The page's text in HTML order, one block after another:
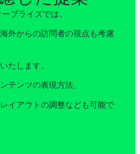
プライズでは、
外からの訪問者の視点も考慮
たします。
テンツの表現方法、
イアウトの調整なども可能で